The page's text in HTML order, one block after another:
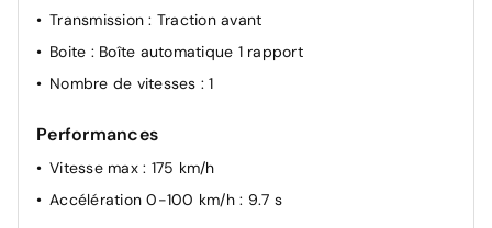
Transmission: Traction avant
Boite : Boîte automatique 1 rapport
Nombre de vitesses : 1
Performances
Vitesse max : 175 km/h
Accélération 0-100 km/h : 9.7 s